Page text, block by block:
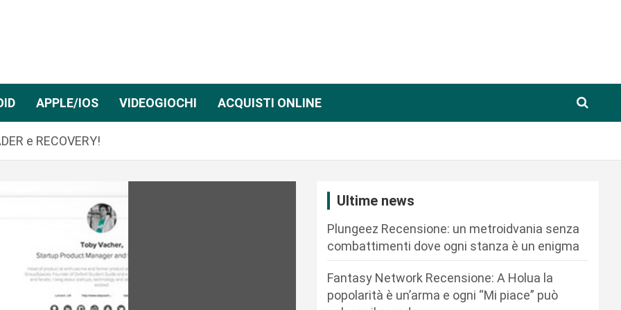
APPLE/IOS VIDEOGIOCHI ACQUISTI ONLINE
e RECOVERY!
Ultime news
Plungeez Recensione: un metroidvania senza
combattimenti dove ogni stanza è un enigma
Fantasy Network Recensione: A Holua la
popolarità è un’arma e ogni “Mi piace” può